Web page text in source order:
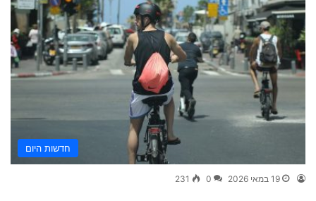
חדשות היום
19 במאי 2026 0
231